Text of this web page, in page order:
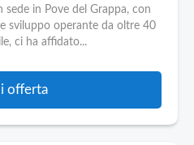
sede in Pove del Grappa, con
sviluppo operante da oltre 40
ci ha affidato...
offerta